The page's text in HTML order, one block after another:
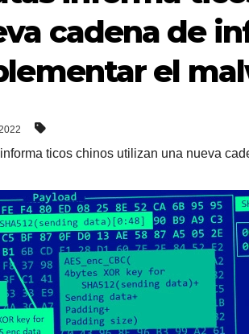
cadena de
el
ticos chinos utilizan una nueva